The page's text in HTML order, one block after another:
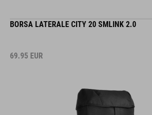
BORSA LATERALE CITY 20 SMLINK 2.0
69.95 EUR